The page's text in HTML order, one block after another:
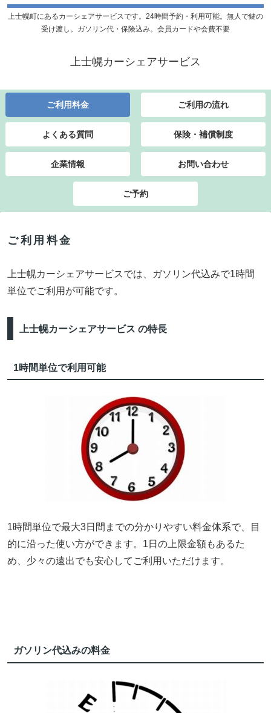
上士幌町にあるカーシェアサービスです。24時間予約・利用可能。無人で鍵の
受け渡し。ガソリン代・保険込み。会員カードや会費不要
上士幌カーシェアサービス
ご利用料金 ご利用の流れ
よくある質問 保険・補償制度
企業情報 お問い合わせ
ご予約
ご利用料金
上士幌カーシェアサービスでは、ガソリン代込みで1時間
単位でご利用が可能です。
上士幌カーシェアサービス の特長
1時間単位で利用可能
1時間単位で最大3日間までの分かりやすい料金体系で、目
的に沿った使い方ができます。1日の上限金額もあるた
め、少々の遠出でも安心してご利用いただけます。
ガソリン代込みの料金